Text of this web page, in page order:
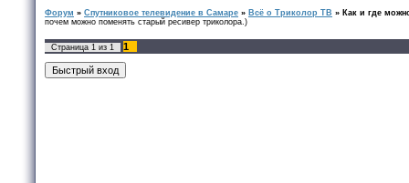
Форум » Спутниковое телевидение в Самаре » Всё о Триколор ТВ » Как и где
почем можно поменять старый ресивер триколора.)
Страница 1 из 1 1